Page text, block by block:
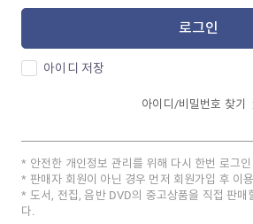
로그인
아이디 저장
아이디/비밀번호 찾기
안전한 개인정보 관리를 위해 다시 한번 로그
판매자 회원이 아닌 경우 먼저 회원가입 후 이
도서, 전집, 음반 DVD의 중고상품을 직접 판매
다.